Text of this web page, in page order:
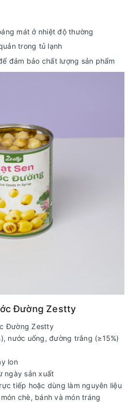
mát ở nhiệt độ thường
trong tủ lạnh
đảm bảo chất lượng sản phẩm
Đường Zestty
Đường Zestty
nước uống, đường trắng (≥15%)
lon
ngày sản xuất
tiếp hoặc dùng làm nguyên liệu
chè, bánh và món tráng